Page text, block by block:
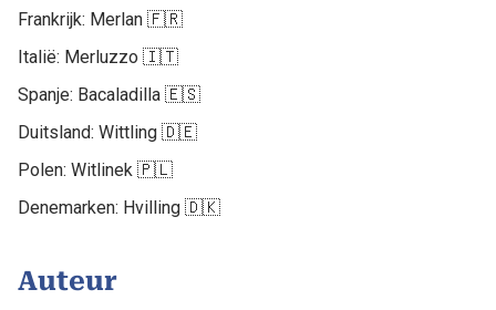
Frankrijk: Merlan 🇫🇷
Italië: Merluzzo 🇮🇹
Spanje: Bacaladilla 🇪🇸
Duitsland: Wittling 🇩🇪
Polen: Witlinek 🇵🇱
Denemarken: Hvilling 🇩🇰
Auteur